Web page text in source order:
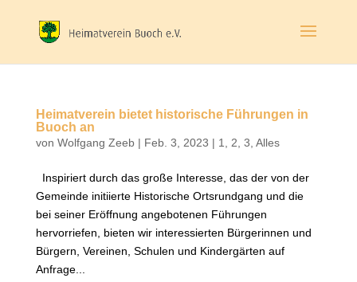
Heimatverein bietet historische Führungen in
Buoch an
von Wolfgang Zeeb| Feb. 3, 2023 | 1 2 3 Alles
Inspiriert durch das große Interesse, das der von der
Gemeinde initiierte Historische Ortsrundgang und die
bei seiner Eröffnung angebotenen Führungen
hervorriefen, bieten wir interessierten Bürgerinnen und
Bürgern, Vereinen, Schulen und Kindergärten auf
Anfrage...